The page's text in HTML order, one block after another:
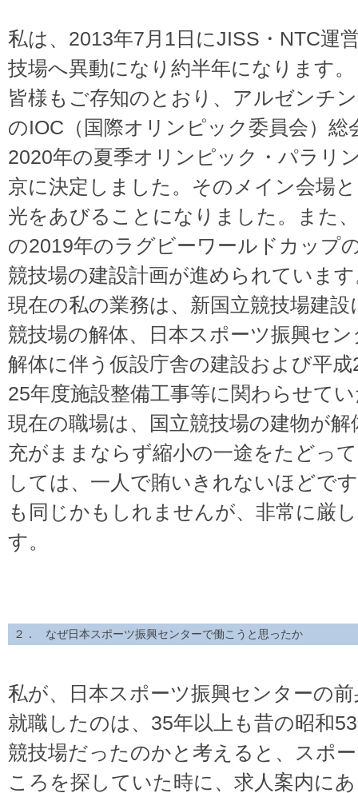
私は、2013年7月1日にJISS・NTC運
技場へ異動になり約半年になります。
皆様もご存知のとおり、アルゼンチ
のIOC（国際オリンピック委員会）総
2020年の夏季オリンピック・パラリ
京に決定しました。そのメイン会場
光をあびることになりました。また
の2019年のラグビーワールドカップ
競技場の建設計画が進められていま
現在の私の業務は、新国立競技場建
競技場の解体、日本スポーツ振興セ
解体に伴う仮設庁舎の建設および平
25年度施設整備工事等に関わらせて
現在の職場は、国立競技場の建物が
充がままならず縮小の一途をたどっ
しては、一人で賄いきれないほどで
も同じかもしれませんが、非常に厳
す。
２． なぜ日本スポーツ振興センターで働こうと思ったか
私が、日本スポーツ振興センターの
就職したのは、35年以上も昔の昭和
競技場だったのかと考えると、スポ
ころを探していた時に、求人案内に